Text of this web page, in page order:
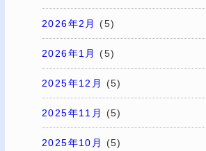
2026年2月 (5)
2026年1月 (5)
2025年12月 (5)
2025年11月 (5)
2025年10月 (5)